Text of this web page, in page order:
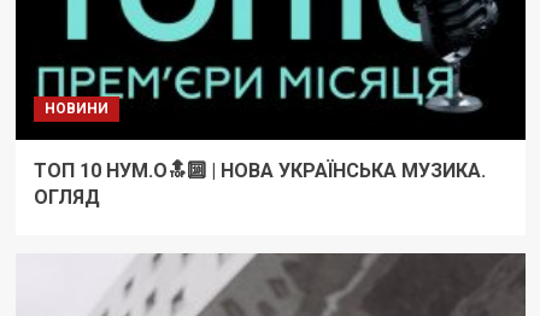
НОВИНИ
ТОП 10 НУМ.О🔝🔟 | НОВА УКРАЇНСЬКА МУЗИКА.
ОГЛЯД